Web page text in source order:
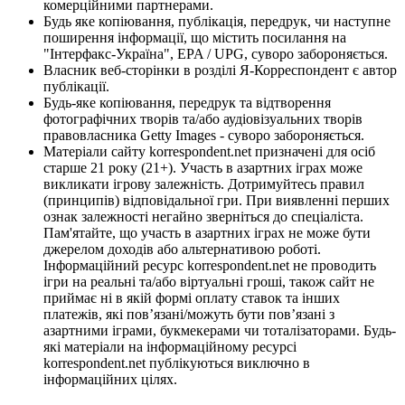
комерційними партнерами.
Будь яке копіювання, публікація, передрук, чи наступне
поширення інформації, що містить посилання на
"Інтерфакс-Україна", EPA / UPG, суворо забороняється.
Власник веб-сторінки в розділі Я-Корреспондент є автор
публікації.
Будь-яке копіювання, передрук та відтворення
фотографічних творів та/або аудіовізуальних творів
правовласника Getty Images - суворо забороняється.
Матеріали сайту korrespondent.net призначені для осіб
старше 21 року (21+). Участь в азартних іграх може
викликати ігрову залежність. Дотримуйтесь правил
(принципів) відповідальної гри. При виявленні перших
ознак залежності негайно зверніться до спеціаліста.
Пам'ятайте, що участь в азартних іграх не може бути
джерелом доходів або альтернативою роботі.
Інформаційний ресурс korrespondent.net не проводить
ігри на реальні та/або віртуальні гроші, також сайт не
приймає ні в якій формі оплату ставок та інших
платежів, які пов’язані/можуть бути пов’язані з
азартними іграми, букмекерами чи тоталізаторами. Будь-
які матеріали на інформаційному ресурсі
korrespondent.net публікуються виключно в
інформаційних цілях.